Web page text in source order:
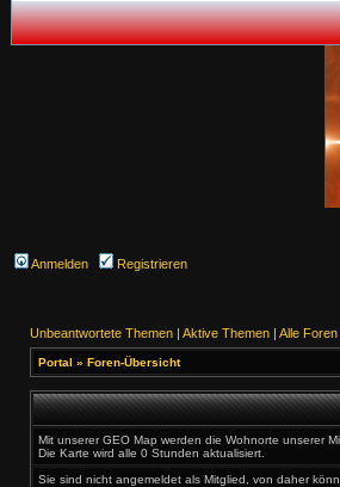
Anmelden Registrieren
Unbeantwortete Themen | Aktive Themen | Alle
Portal » Foren-Übersicht
Mit unserer GEO Map werden die Wohnorte unserer
Die Karte wird alle 0 Stunden aktualisiert.
Sie sind nicht angemeldet als Mitglied, von daher